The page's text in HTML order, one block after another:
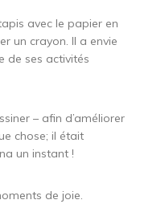
avec le papier en
un crayon. Il a envie
de ses activités
– afin d’améliorer
chose; il était
un instant !
de joie.